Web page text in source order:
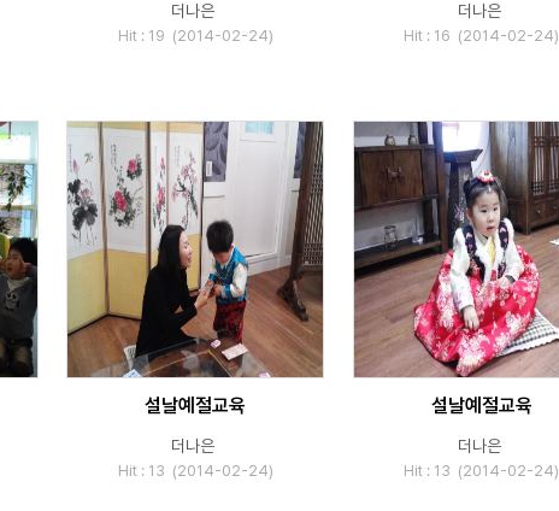
더나은
Hit : 19 (2014-02-24)
더나은
Hit : 16 (2014-02-24)
설날예절교육
더나은
Hit : 13 (2014-02-24)
설날예절교육
더나은
Hit : 13 (2014-02-24)